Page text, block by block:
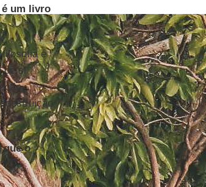
é um livro
filosofia é
de si
que o